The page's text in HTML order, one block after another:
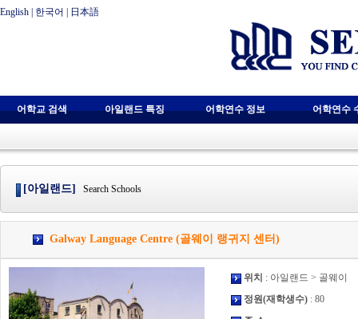
English 한국어 日本語
어학교 검색 아일랜드 특징 어학연수 정보 어학연수
[아일랜드] Search Schools
Galway Language Centre (골웨이 랭귀지 센터)
위치 : 아일랜드 > 골웨이
정원(재학생수) : 80